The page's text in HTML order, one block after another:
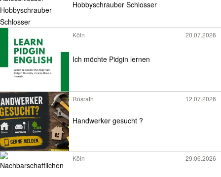
Hobbyschrauber Schlosser
Köln 20.07.2026
Ich möchte Pidgin lernen
Rösrath 12.07.2026
Handwerker gesucht ?
Köln 29.06.2026